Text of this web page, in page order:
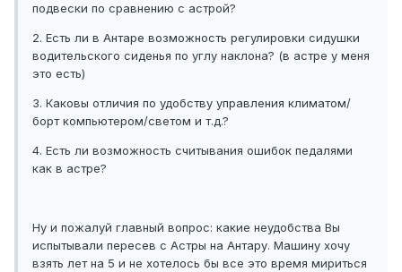
подвески по сравнению с астрой?
2. Есть ли в Антаре возможность регулировки сидушки
водительского сиденья по углу наклона? (в астре у меня
это есть)
3. Каковы отличия по удобству управления климатом/
борт компьютером/светом и т.д.?
4. Есть ли возможность считывания ошибок педалями
как в астре?
Ну и пожалуй главный вопрос: какие неудобства Вы
испытывали пересев с Астры на Антару. Машину хочу
взять лет на 5 и не хотелось бы все это время мириться